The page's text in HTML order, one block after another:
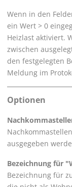
Wenn in den
ein Wert > 0
Heizlast aktiviert.
zwischen
den festgelegten
Meldung im
Optionen
ausgegeben
Bezeichnung für
Bezeichnung für